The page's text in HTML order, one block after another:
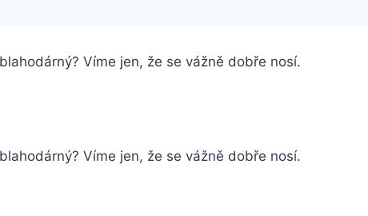
Víme jen, že se vážně dobře nosí.
Víme jen, že se vážně dobře nosí.